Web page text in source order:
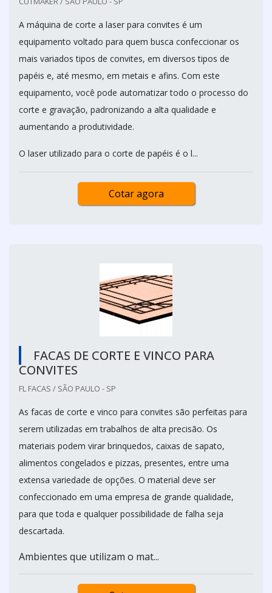
A máquina de corte a laser para convites é um
equipamento voltado para quem busca confeccionar os
mais variados tipos de convites, em diversos tipos de
papéis e, até mesmo, em metais e afins. Com este
equipamento, você pode automatizar todo o processo do
corte e gravação, padronizando a alta qualidade e
aumentando a produtividade.
O laser utilizado para o corte de papéis é o l...
Cotar agora
FACAS DE CORTE E VINCO PARA
CONVITES
FL FACAS / SÃO PAULO - SP
As facas de corte e vinco para convites são perfeitas para
serem utilizadas em trabalhos de alta precisão. Os
materiais podem virar brinquedos, caixas de sapato,
alimentos congelados e pizzas, presentes, entre uma
extensa variedade de opções. O material deve ser
confeccionado em uma empresa de grande qualidade,
para que toda e qualquer possibilidade de falha seja
descartada.
Ambientes que utilizam o mat...